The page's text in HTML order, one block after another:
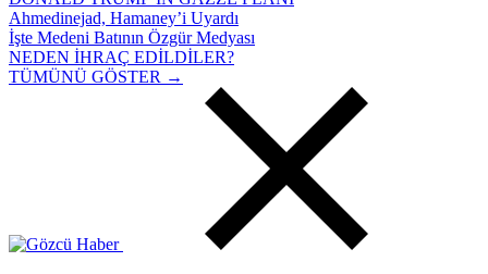
Ahmedinejad, Hamaney’i Uyardı
İşte Medeni Batının Özgür Medyası
NEDEN İHRAÇ EDİLDİLER?
TÜMÜNÜ GÖSTER →